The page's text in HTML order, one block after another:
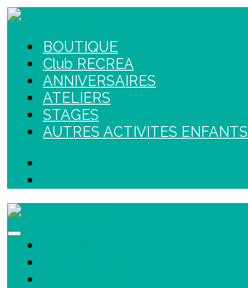
BOUTIQUE
Club RECREA
ANNIVERSAIRES
ATELIERS
STAGES
AUTRES ACTIVITES ENFANTS